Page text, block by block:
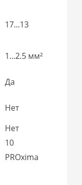
17...13
1...2.5 мм²
Да
Нет
Нет
10
PROxima